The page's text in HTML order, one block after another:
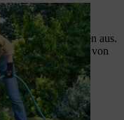
angegossen.
den Pflanzen aus.
Keimen von